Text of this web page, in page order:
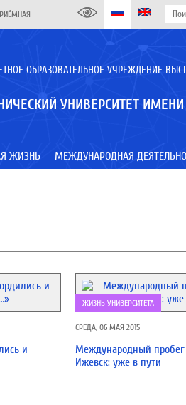
ОБРАЗОВАТЕЛЬНОЕ УЧРЕЖДЕНИЕ
УНИВЕРСИТЕТ
ЖИЗНЬ МЕЖДУНАРОДНАЯ
и
ЖИЗНЬ УНИВЕРСИТЕТА
СРЕДА, 06 МАЯ 2015
Международный
Ижевск: уже в пути